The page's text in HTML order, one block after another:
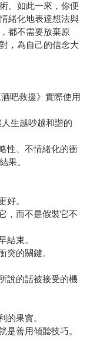
。如此一來，你便
緒化地表達想法與
都不需要放棄原
，為自己的信念大
吧救援》實際使用
生越吵越和諧的
性、不情緒化的衝
果。
好。
，而不是假裝它不
結束。
的關鍵。
說的話被接受的機
的果實。
是善用傾聽技巧。